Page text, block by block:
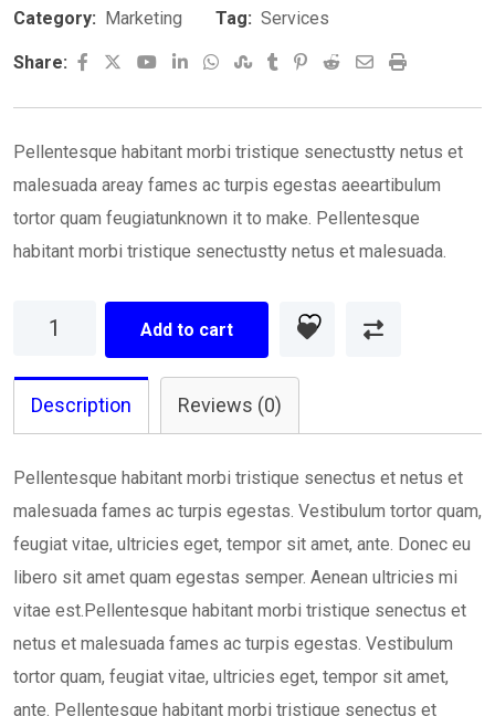
Category: Marketing Tag: Services
Share: YoutubeLinkedInWhatsappStumbleUpon
TumblrPinterestRedditSharePrint
Pellentesque habitant morbi tristique senectustty netus et
malesuada areay fames ac turpis egestas aeeartibulum
tortor quam feugiatunknown it to make. Pellentesque
habitant morbi tristique senectustty netus et malesuada.
Planning
quantity
Add to cart
Description Reviews (0)
Pellentesque habitant morbi tristique senectus et netus et
malesuada fames ac turpis egestas. Vestibulum tortor quam,
feugiat vitae, ultricies eget, tempor sit amet, ante. Donec eu
libero sit amet quam egestas semper. Aenean ultricies mi
vitae est.Pellentesque habitant morbi tristique senectus et
netus et malesuada fames ac turpis egestas. Vestibulum
tortor quam, feugiat vitae, ultricies eget, tempor sit amet,
ante. Pellentesque habitant morbi tristique senectus et